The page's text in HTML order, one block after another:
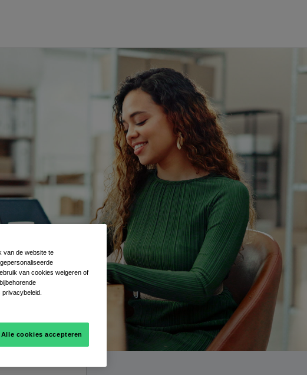
van de website te
van cookies weigeren of
Alle cookies accepteren